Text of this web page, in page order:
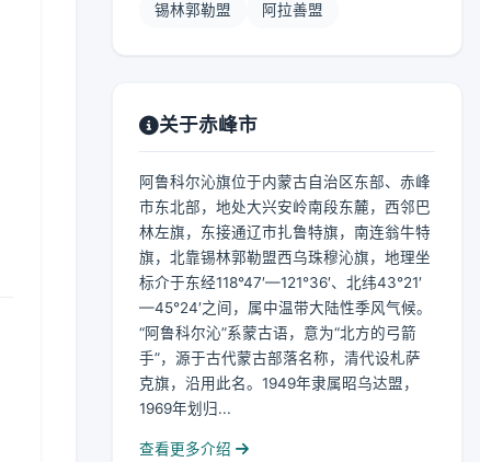
锡林郭勒盟 阿拉善盟
关于赤峰市
阿鲁科尔沁旗位于内蒙古自治区东部、赤峰
市东北部，地处大兴安岭南段东麓，西邻巴
林左旗，东接通辽市扎鲁特旗，南连翁牛特
旗，北靠锡林郭勒盟西乌珠穆沁旗，地理坐
标介于东经118°47′—121°36′、北纬43°21′
—45°24′之间，属中温带大陆性季风气候。
“阿鲁科尔沁”系蒙古语，意为“北方的弓箭
手”，源于古代蒙古部落名称，清代设札萨
克旗，沿用此名。1949年隶属昭乌达盟，
1969年划归...
查看更多介绍